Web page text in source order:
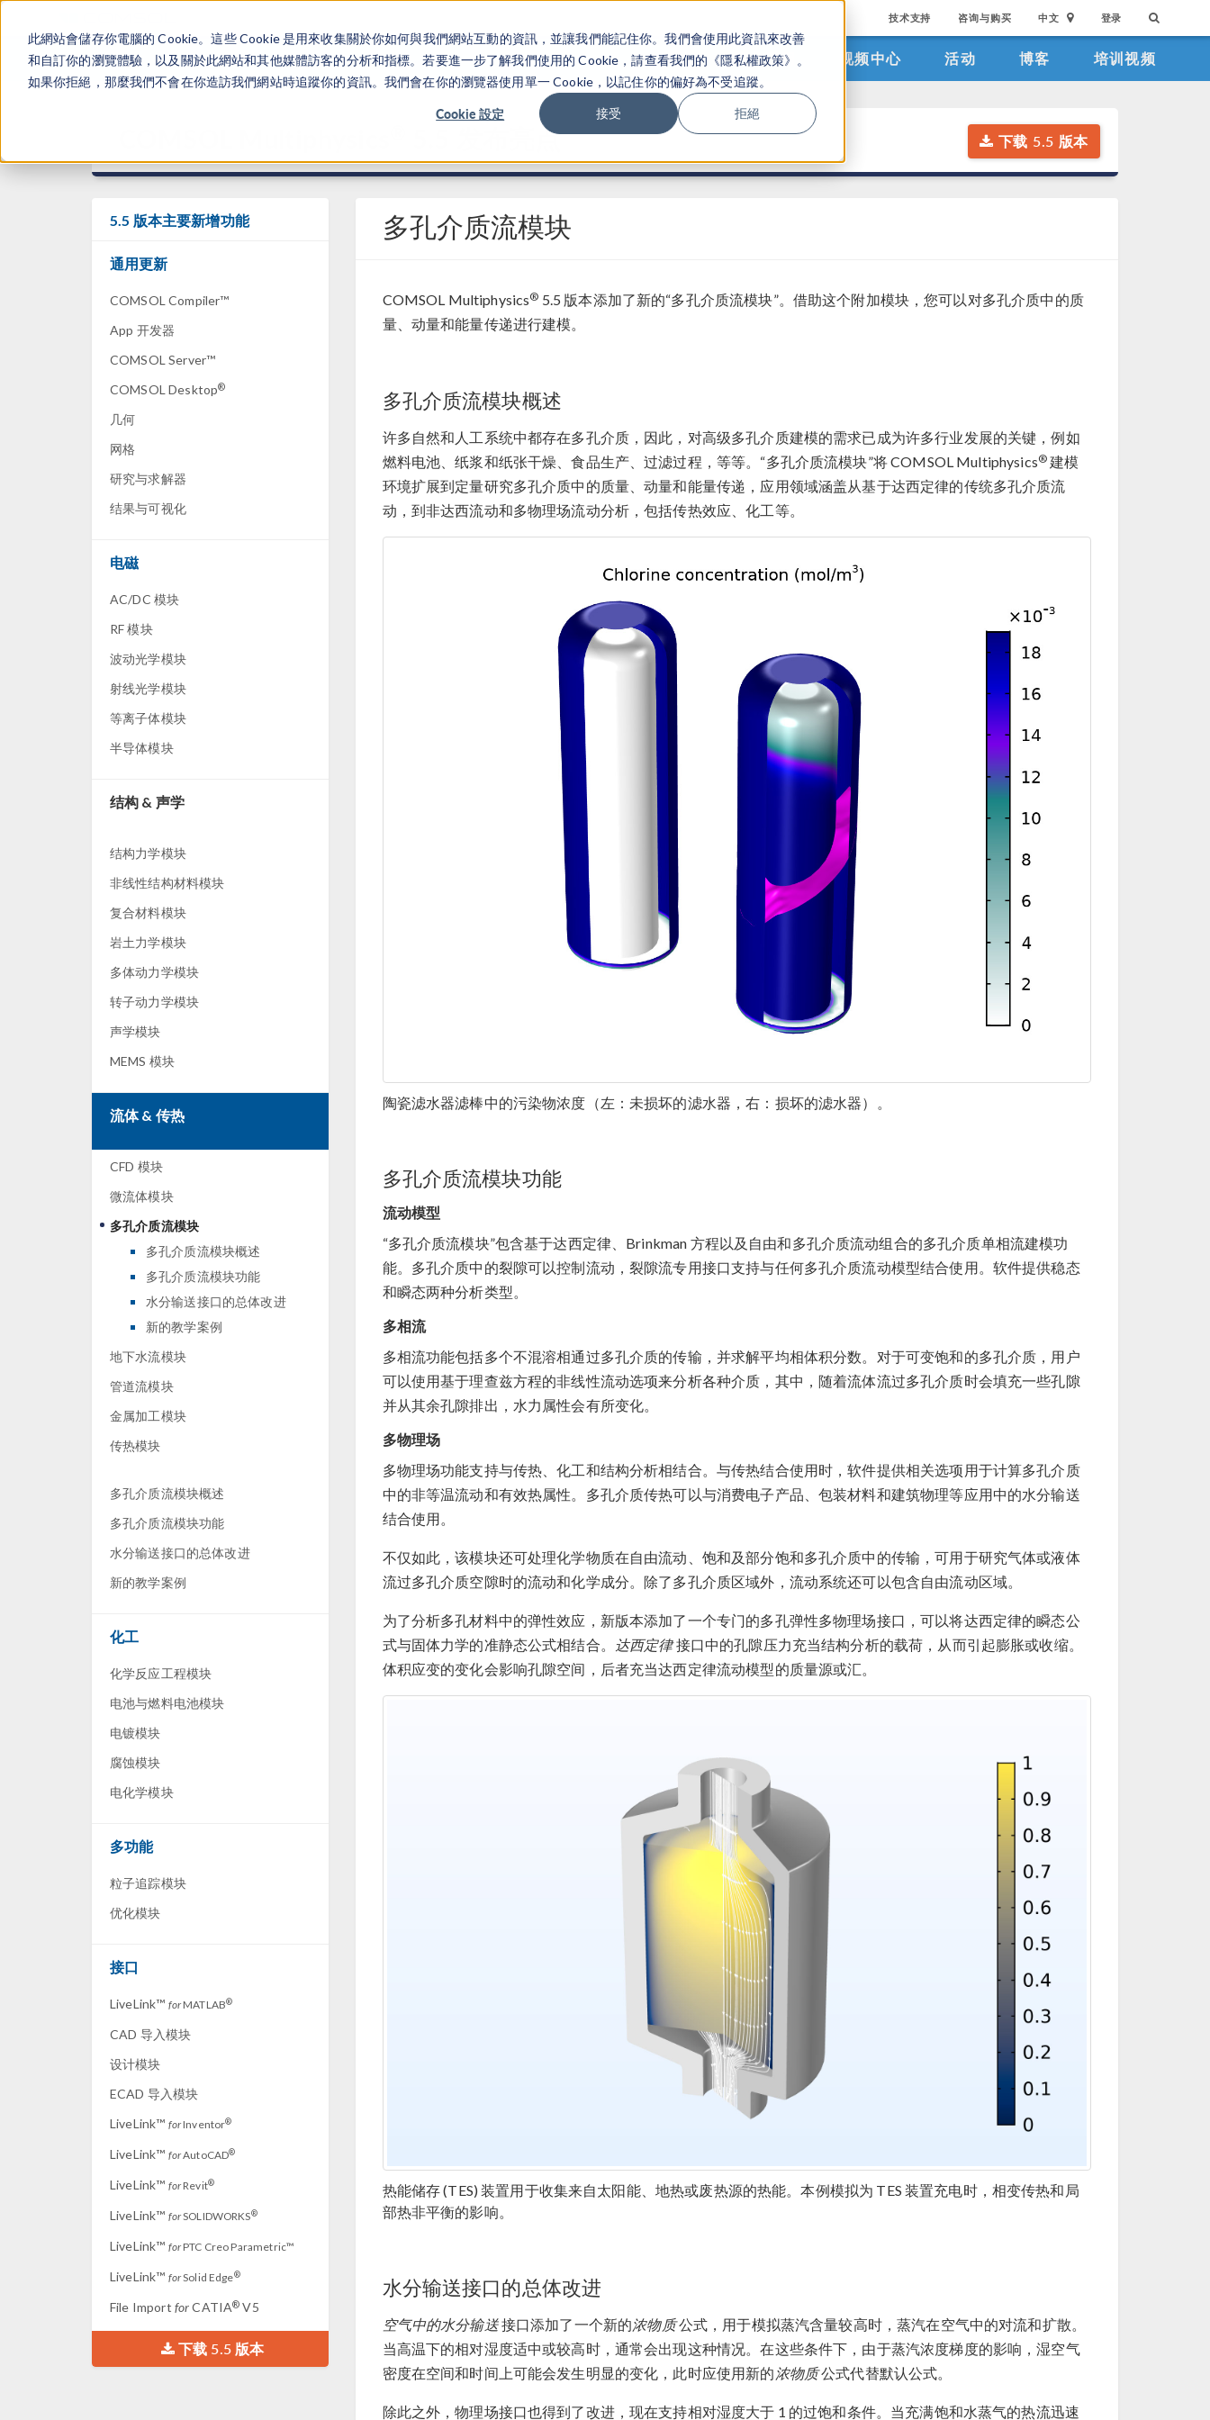
此網站會儲存你電腦的 Cookie。這些 Cookie 是用來收集關於你如何與我們網站互動的資訊，並讓我們能記住你。我們會使用此資訊來改善
和自訂你的瀏覽體驗，以及關於此網站和其他媒體訪客的分析和指標。若要進一步了解我們使用的 Cookie，請查看我們的《隱私權政策》。
如果你拒絕，那麼我們不會在你造訪我們網站時追蹤你的資訊。我們會在你的瀏覽器使用單一 Cookie，以記住你的偏好為不受追蹤。
Cookie 設定 接受 拒絕
技术支持 咨询与购买 中文 登录
产品 行业应用 视频中心 活动 博客 培训视频
5.5 发布亮点 下载 5.5 版本
5.5 版本主要新增功能
通用更新
COMSOL Compiler™
App 开发器
COMSOL Server™
COMSOL Desktop®
几何
网格
研究与求解器
结果与可视化
电磁
AC/DC 模块
RF 模块
波动光学模块
射线光学模块
等离子体模块
半导体模块
结构 & 声学
结构力学模块
非线性结构材料模块
复合材料模块
岩土力学模块
多体动力学模块
转子动力学模块
声学模块
MEMS 模块
流体 & 传热
CFD 模块
微流体模块
多孔介质流模块
多孔介质流模块概述
多孔介质流模块功能
水分输送接口的总体改进
新的教学案例
地下水流模块
管道流模块
金属加工模块
传热模块
多孔介质流模块概述
多孔介质流模块功能
水分输送接口的总体改进
新的教学案例
化工
化学反应工程模块
电池与燃料电池模块
电镀模块
腐蚀模块
电化学模块
多功能
粒子追踪模块
优化模块
接口
LiveLink™ forMATLAB®
CAD 导入模块
设计模块
ECAD 导入模块
LiveLink™ forInventor®
LiveLink™ forAutoCAD®
LiveLink™ forRevit®
LiveLink™ forSOLIDWORKS®
LiveLink™ forPTC Creo Parametric™
LiveLink™ forSolid Edge®
File Import forCATIA® V5
下载 5.5 版本
多孔介质流模块
COMSOL Multiphysics® 5.5 版本添加了新的“多孔介质流模块”。借助这个附加模块，您可以对多孔介质中的质
量、动量和能量传递进行建模。
多孔介质流模块概述
许多自然和人工系统中都存在多孔介质，因此，对高级多孔介质建模的需求已成为许多行业发展的关键，例如
燃料电池、纸浆和纸张干燥、食品生产、过滤过程，等等。“多孔介质流模块”将 COMSOL Multiphysics® 建模
环境扩展到定量研究多孔介质中的质量、动量和能量传递，应用领域涵盖从基于达西定律的传统多孔介质流
动，到非达西流动和多物理场流动分析，包括传热效应、化工等。
陶瓷滤水器滤棒中的污染物浓度（左：未损坏的滤水器，右：损坏的滤水器）。
多孔介质流模块功能
流动模型
“多孔介质流模块”包含基于达西定律、Brinkman 方程以及自由和多孔介质流动组合的多孔介质单相流建模功
能。多孔介质中的裂隙可以控制流动，裂隙流专用接口支持与任何多孔介质流动模型结合使用。软件提供稳态
和瞬态两种分析类型。
多相流
多相流功能包括多个不混溶相通过多孔介质的传输，并求解平均相体积分数。对于可变饱和的多孔介质，用户
可以使用基于理查兹方程的非线性流动选项来分析各种介质，其中，随着流体流过多孔介质时会填充一些孔隙
并从其余孔隙排出，水力属性会有所变化。
多物理场
多物理场功能支持与传热、化工和结构分析相结合。与传热结合使用时，软件提供相关选项用于计算多孔介质
中的非等温流动和有效热属性。多孔介质传热可以与消费电子产品、包装材料和建筑物理等应用中的水分输送
结合使用。
不仅如此，该模块还可处理化学物质在自由流动、饱和及部分饱和多孔介质中的传输，可用于研究气体或液体
流过多孔介质空隙时的流动和化学成分。除了多孔介质区域外，流动系统还可以包含自由流动区域。
为了分析多孔材料中的弹性效应，新版本添加了一个专门的多孔弹性多物理场接口，可以将达西定律的瞬态公
式与固体力学的准静态公式相结合。
达西定律接口中的孔隙压力充当结构分析的载荷，从而引起膨胀或收缩。
体积应变的变化会影响孔隙空间，后者充当达西定律流动模型的质量源或汇。
热能储存 (TES) 装置用于收集来自太阳能、地热或废热源的热能。本例模拟为 TES 装置充电时，相变传热和局
部热非平衡的影响。
水分输送接口的总体改进
空气中的水分输送接口添加了一个新的浓物质公式，用于模拟蒸汽含量较高时，蒸汽在空气中的对流和扩散。
当高温下的相对湿度适中或较高时，通常会出现这种情况。在这些条件下，由于蒸汽浓度梯度的影响，湿空气
密度在空间和时间上可能会发生明显的变化，此时应使用新的 浓物质公式代替默认公式。
除此之外，物理场接口也得到了改进，现在支持相对湿度大于 1 的过饱和条件。当充满饱和水蒸气的热流迅速